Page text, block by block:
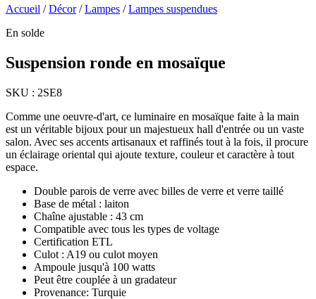
Accueil /Décor/Lampes /Lampes suspendues
En solde
Suspension ronde en mosaïque
SKU : 2SE8
Comme une oeuvre-d'art, ce luminaire en mosaïque faite à la main
est un véritable bijoux pour un majestueux hall d'entrée ou un vaste
salon. Avec ses accents artisanaux et raffinés tout à la fois, il procure
un éclairage oriental qui ajoute texture, couleur et caractère à tout
espace.
Double parois de verre avec billes de verre et verre taillé
Base de métal : laiton
Chaîne ajustable : 43 cm
Compatible avec tous les types de voltage
Certification ETL
Culot : A19 ou culot moyen
Ampoule jusqu'à 100 watts
Peut être couplée à un gradateur
Provenance: Turquie